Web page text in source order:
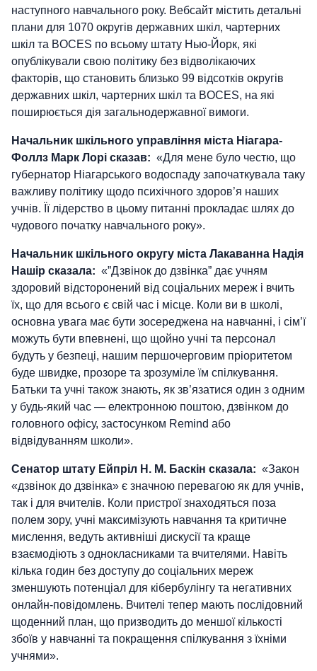
наступного навчального року. Вебсайт містить детальні
плани для 1070 округів державних шкіл, чартерних
шкіл та BOCES по всьому штату Нью-Йорк, які
опублікували свою політику без відволікаючих
факторів, що становить близько 99 відсотків округів
державних шкіл, чартерних шкіл та BOCES, на які
поширюється дія загальнодержавної вимоги.
Начальник шкільного управління міста Ніагара-
Фоллз Марк Лорі сказав: «Для мене було честю, що
губернатор Ніагарського водоспаду започаткувала таку
важливу політику щодо психічного здоров’я наших
учнів. Її лідерство в цьому питанні прокладає шлях до
чудового початку навчального року».
Начальник шкільного округу міста Лакаванна Надія
Нашір сказала: «”Дзвінок до дзвінка” дає учням
здоровий відсторонений від соціальних мереж і вчить
їх, що для всього є свій час і місце. Коли ви в школі,
основна увага має бути зосереджена на навчанні, і сім’ї
можуть бути впевнені, що щойно учні та персонал
будуть у безпеці, нашим першочерговим пріоритетом
буде швидке, прозоре та зрозуміле їм спілкування.
Батьки та учні також знають, як зв’язатися один з одним
у будь-який час — електронною поштою, дзвінком до
головного офісу, застосунком Remind або
відвідуванням школи».
Сенатор штату Ейпріл Н. М. Баскін сказала: «Закон
«дзвінок до дзвінка» є значною перевагою як для учнів,
так і для вчителів. Коли пристрої знаходяться поза
полем зору, учні максимізують навчання та критичне
мислення, ведуть активніші дискусії та краще
взаємодіють з однокласниками та вчителями. Навіть
кілька годин без доступу до соціальних мереж
зменшують потенціал для кібербулінгу та негативних
онлайн-повідомлень. Вчителі тепер мають послідовний
щоденний план, що призводить до меншої кількості
збоїв у навчанні та покращення спілкування з їхніми
учнями».